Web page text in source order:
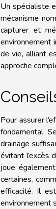
Un spécialiste
mécanisme
capturer et
environnement
de vie, alliant
approche
Pour assurer
fondamental.
drainage
évitant l’excès
joue
certaines,
efficacité. Il
environnement